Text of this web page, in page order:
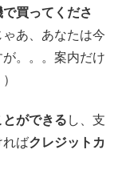
買ってくださ
あ、あなたは今
。。。案内だけ
ができるし、支
ばクレジットカ